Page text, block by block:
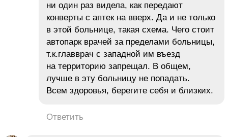
ни один раз видела, как передают
конверты с аптек на вверх. Да и не только
в этой больнице, такая схема. Чего стоит
автопарк врачей за пределами больницы,
т.к.главврач с западной им въезд
на территорию запрещал. В общем,
лучше в эту больницу не попадать.
Всем здоровья, берегите себя и близких.
Ответить